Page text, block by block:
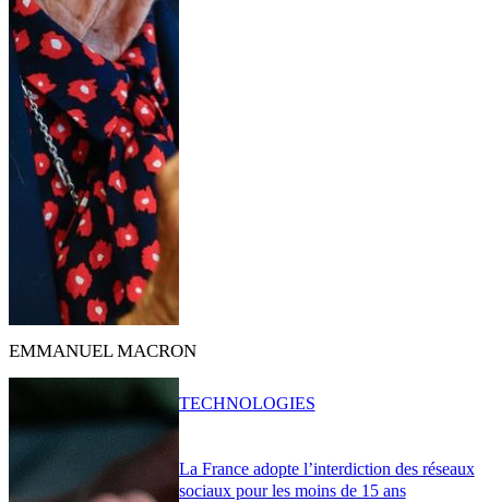
EMMANUEL MACRON
La France adopte l’interdiction des réseaux
sociaux pour les moins de 15 ans
TECHNOLOGIES